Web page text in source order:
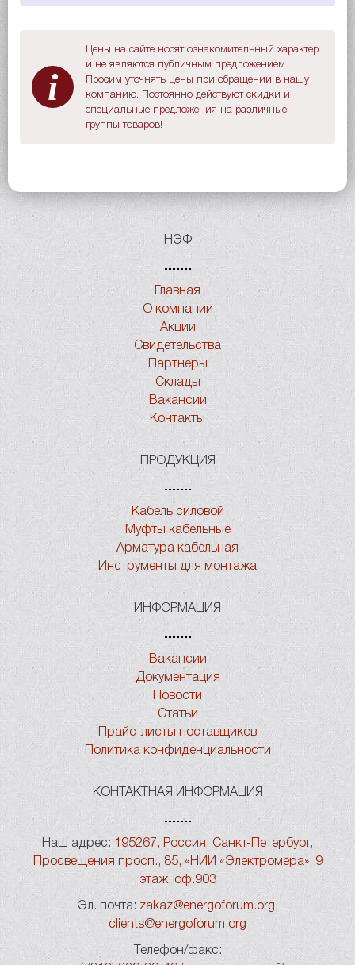
i
Цены на сайте носят ознакомительный характер
и не являются публичным предложением.
Просим уточнять цены при обращении в нашу
компанию. Постоянно действуют скидки и
специальные предложения на различные
группы товаров!
НЭФ
Главная
О компании
Акции
Свидетельства
Партнеры
Склады
Вакансии
Контакты
ПРОДУКЦИЯ
Кабель силовой
Муфты кабельные
Арматура кабельная
Инструменты для монтажа
ИНФОРМАЦИЯ
Вакансии
Документация
Новости
Статьи
Прайс-листы поставщиков
Политика конфиденциальности
КОНТАКТНАЯ ИНФОРМАЦИЯ
Наш адрес: 195267, Россия, Санкт-Петербург,
Просвещения просп., 85, «НИИ «Электромера», 9
этаж, оф.903
Эл. почта: zakaz@energoforum.org ,
clients@energoforum.org
Телефон/факс: